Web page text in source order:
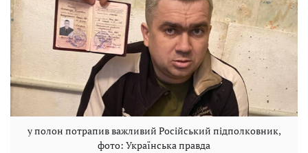
у полон потрапив важливий Російський підполковник,
фото: Українська правда